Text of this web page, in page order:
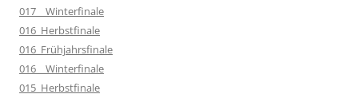
017__Winterfinale
016_Herbstfinale
016_Frühjahrsfinale
016__Winterfinale
015_Herbstfinale